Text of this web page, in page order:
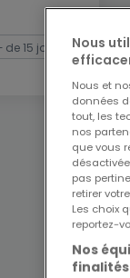
de 15 jours
Nous
Nous et
données
tout, les
nos
que vous
pas
retirer
Les choix
reportez-
Nos